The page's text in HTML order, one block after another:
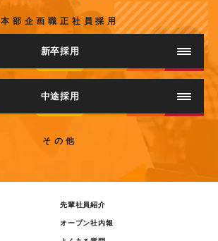
本部企画職正社員採用
新卒採用
中途採用
その他
先輩社員紹介
オープン社内報